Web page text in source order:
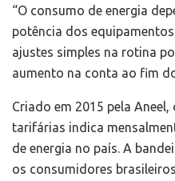
“O consumo de energia
potência dos
ajustes simples na rotina
aumento na conta ao fim
Criado em 2015 pela
tarifárias indica
de energia no país. A
os consumidores